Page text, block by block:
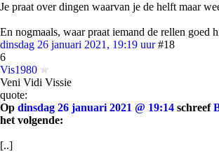
Je praat over dingen waarvan je de helft maar
En nogmaals, waar praat iemand de rellen goed
dinsdag 26 januari 2021, 19:19 uur #18
6
Vis1980
Veni Vidi Vissie
quote:
Op dinsdag 26 januari 2021 @ 19:14 schreef
het volgende:
[..]